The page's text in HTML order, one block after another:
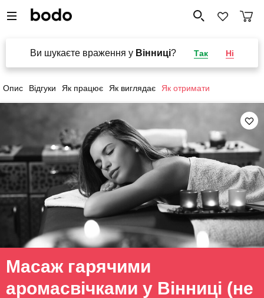
Ви шукаєте враження у Вінниці? Так Ні
Опис Відгуки Як працює Як виглядає Як отримати
Масаж гарячими
аромасвічками у Вінниці (не